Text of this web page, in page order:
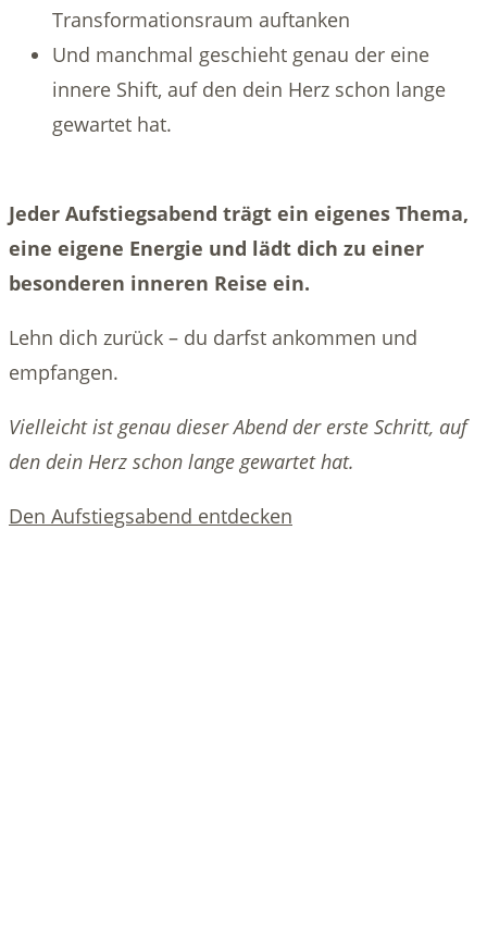
Transformationsraum auftanken
Und manchmal geschieht genau der eine
innere Shift, auf den dein Herz schon lange
gewartet hat.
Jeder Aufstiegsabend trägt ein eigenes Thema,
eine eigene Energie und lädt dich zu einer
besonderen inneren Reise ein.
Lehn dich zurück – du darfst ankommen und
empfangen.
Vielleicht ist genau dieser Abend der erste Schritt, auf
den dein Herz schon lange gewartet hat.
Den Aufstiegsabend entdecken